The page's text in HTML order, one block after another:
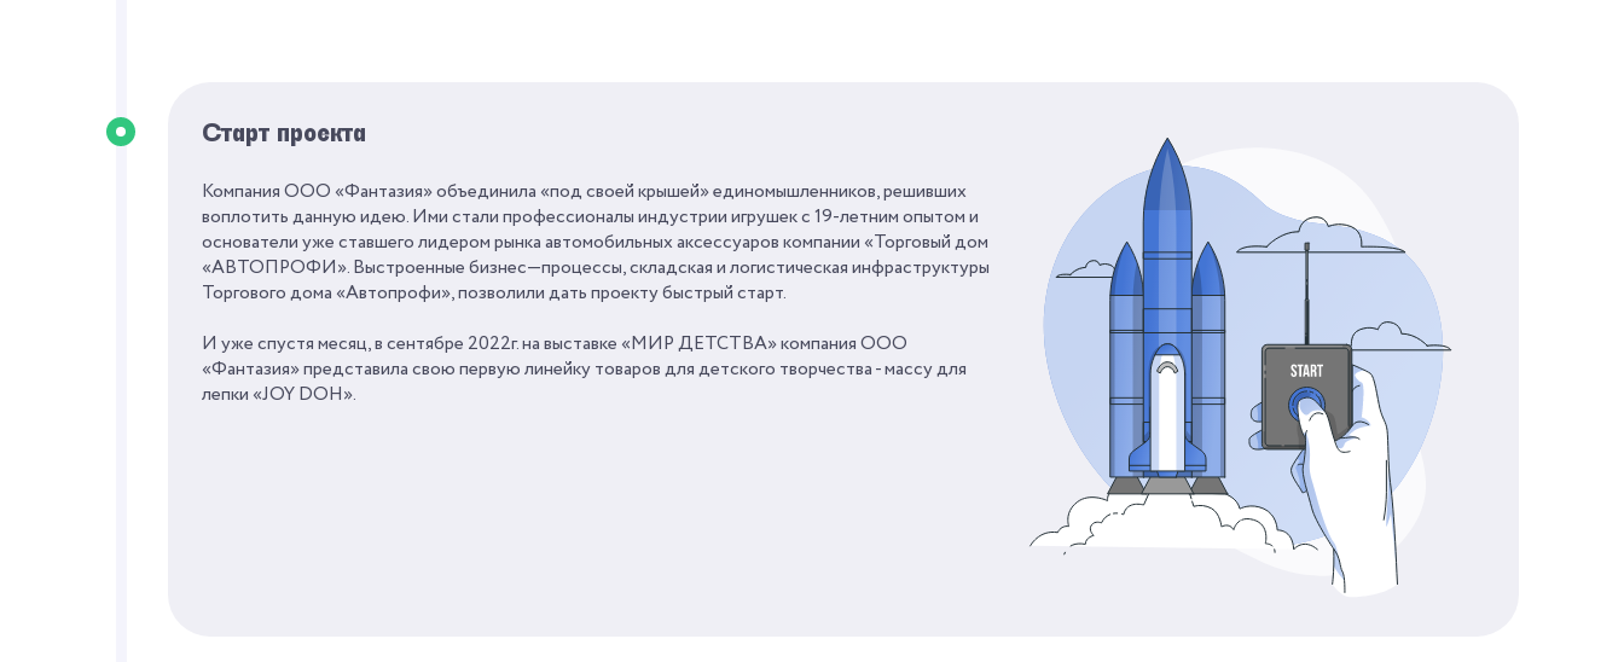
Старт проекта
Компания ООО «Фантазия» объединила «под своей крышей» единомышленников, решивших
воплотить данную идею. Ими стали профессионалы индустрии игрушек с 19-летним опытом и
основатели уже ставшего лидером рынка автомобильных аксессуаров компании «Торговый дом
«АВТОПРОФИ». Выстроенные бизнес—процессы, складская и логистическая инфраструктуры
Торгового дома «Автопрофи», позволили дать проекту быстрый старт.
И уже спустя месяц, в сентябре 2022г. на выставке «МИР ДЕТСТВА» компания ООО
«Фантазия» представила свою первую линейку товаров для детского творчества - массу для
лепки «JOY DOH».